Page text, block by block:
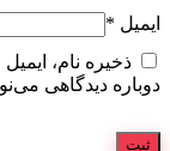
نام، ایمیل و
دیدگاهی می‌نویسم.